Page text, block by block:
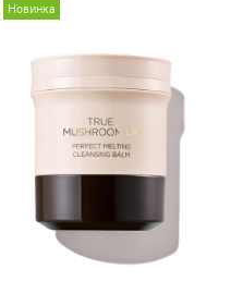
Новинка